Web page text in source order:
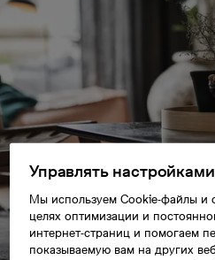
Управлять
Мы используем Cookie-файлы и
целях оптимизации и
интернет-страниц и помогаем
показываемую вам на других